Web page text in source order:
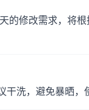
的修改需求，将
洗，避免暴晒，